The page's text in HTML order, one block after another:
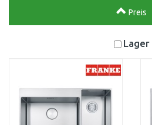
Preis
Lager